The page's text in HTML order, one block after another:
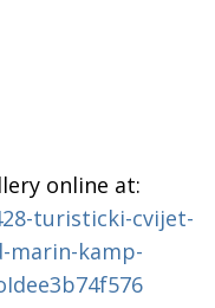
online at:
turisticki-cvijet-
marin-kamp-